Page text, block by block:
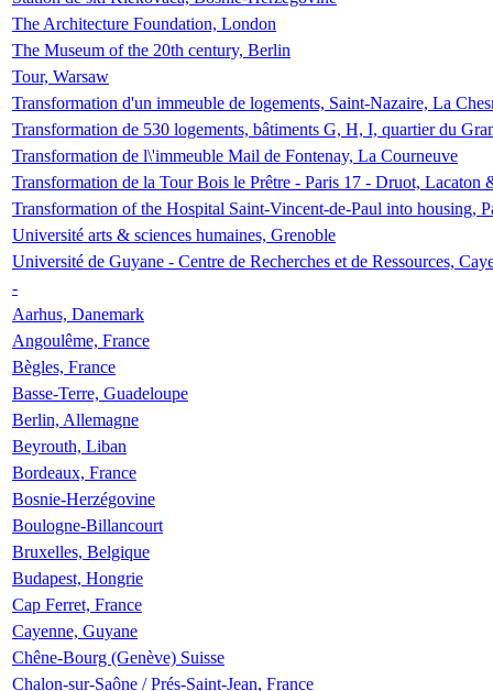
The Architecture Foundation, London
The Museum of the 20th century, Berlin
Tour, Warsaw
Transformation d'un immeuble de logements, Saint-Nazaire, La
Transformation de 530 logements, bâtiments G, H, I, quartier du
Transformation de l\'immeuble Mail de Fontenay, La Courneuve
Transformation de la Tour Bois le Prêtre - Paris 17 - Druot, Lacaton
Transformation of the Hospital Saint-Vincent-de-Paul into housing,
Université arts & sciences humaines, Grenoble
Université de Guyane - Centre de Recherches et de Ressources,
-
Aarhus, Danemark
Angoulême, France
Bègles, France
Basse-Terre, Guadeloupe
Berlin, Allemagne
Beyrouth, Liban
Bordeaux, France
Bosnie-Herzégovine
Boulogne-Billancourt
Bruxelles, Belgique
Budapest, Hongrie
Cap Ferret, France
Cayenne, Guyane
Chêne-Bourg (Genève) Suisse
Chalon-sur-Saône / Prés-Saint-Jean, France